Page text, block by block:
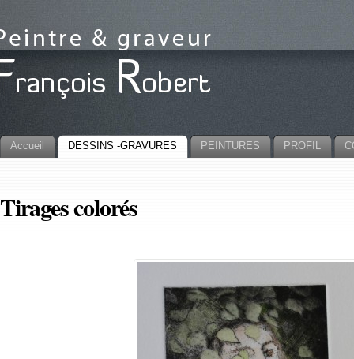
Accueil DESSINS -GRAVURES PEINTURES PROFIL
Tirages colorés